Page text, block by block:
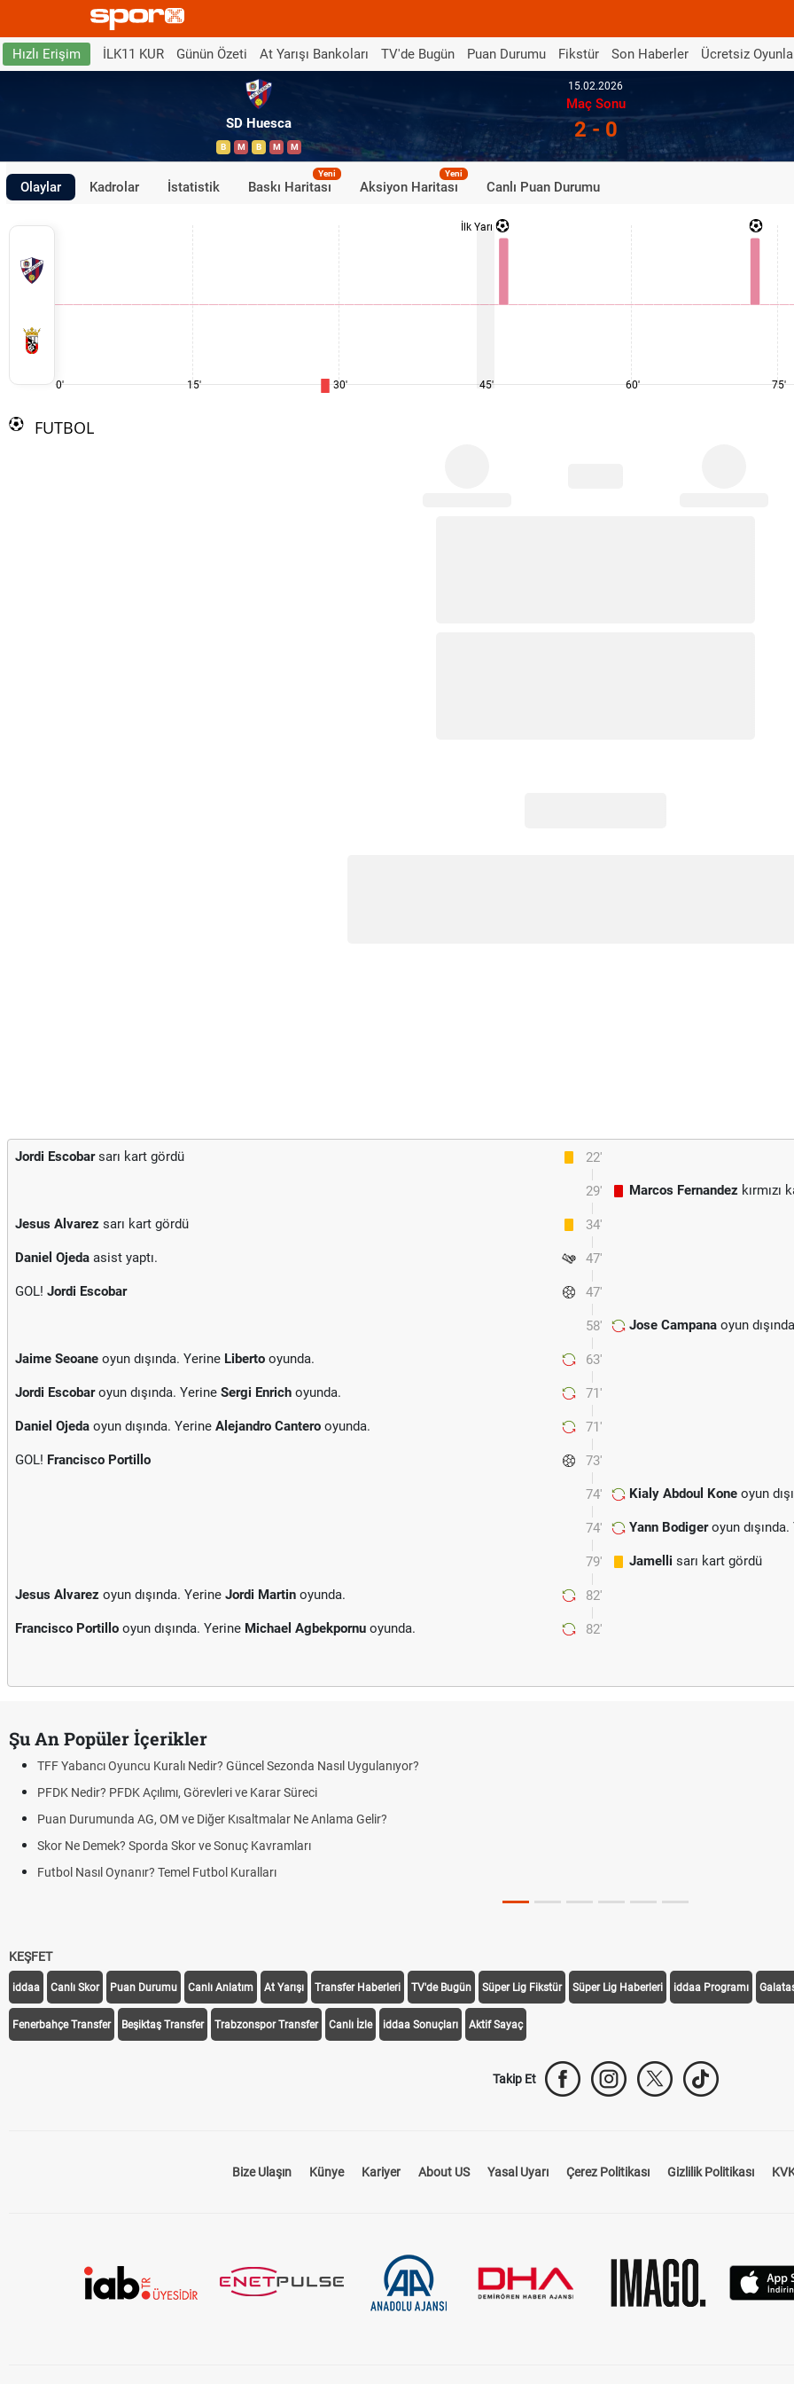
Hızlı Erişim İLK11 KUR Günün Özeti At Yarışı Bankoları TV'de Bugün Puan Durumu Fikstür Son Haberler Ücretsiz
SD Huesca
B M B M M
15.02.2026
Maç Sonu
2 - 0
Olaylar Kadrolar İstatistik Baskı Haritası
Yeni
Aksiyon Haritası
Yeni
Canlı Puan Durumu
0' 15' 30'
İlk Yarı
45' 60' 75'
FUTBOL
22'
Jordi Escobarsarı kart gördü
29' Marcos Fernandez kırmızı
34'
Jesus Alvarez sarı kart gördü
47'
Daniel Ojeda asist yaptı.
47'
GOL! Jordi Escobar
58' Jose Campana oyun
63'
Jaime Seoane oyun dışında. Yerine Liberto oyunda.
71'
Jordi Escobaroyun dışında. Yerine Sergi Enrich oyunda.
71'
Daniel Ojeda oyun dışında. Yerine Alejandro Cantero oyunda.
73'
GOL! Francisco Portillo
74' Kialy Abdoul Kone oyun
74' Yann Bodigeroyun dışında.
79' Jamelli sarı kart gördü
82'
Jesus Alvarez oyun dışında. Yerine Jordi Martin oyunda.
82'
Francisco Portillo oyun dışında. Yerine Michael Agbekpornu oyunda.
Şu An Popüler İçerikler
TFF Yabancı Oyuncu Kuralı Nedir? Güncel Sezonda Nasıl Uygulanıyor?
PFDK Nedir? PFDK Açılımı, Görevleri ve Karar Süreci
Puan Durumunda AG, OM ve Diğer Kısaltmalar Ne Anlama Gelir?
Skor Ne Demek? Sporda Skor ve Sonuç Kavramları
Futbol Nasıl Oynanır? Temel Futbol Kuralları
KEŞFET
iddaa Canlı Skor Puan Durumu Canlı Anlatım At Yarışı Transfer Haberleri TV'de Bugün Süper Lig Fikstür Süper Lig Haberleri iddaa Programı
Fenerbahçe Transfer Beşiktaş Transfer Trabzonspor Transfer Canlı İzle iddaa Sonuçları Aktif Sayaç
Takip Et
Bize Ulaşın Künye Kariyer About US Yasal Uyarı Çerez Politikası Gizlilik Politikası